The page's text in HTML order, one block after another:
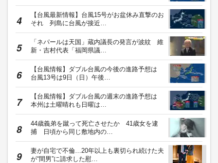
【台風最新情報】台風15号がお盆休み直撃のお
それ 列島に台風が接近…
「ネパールは天国」蔵内議長の発言が波紋 維
新・吉村代表「福岡県議…
【台風情報】ダブル台風の今後の進路予想は
台風13号は9日（日）午後…
【台風情報】ダブル台風の週末の進路予想は
本州は土曜晴れも日曜は…
44歳義弟を蹴って死亡させたか 41歳女を逮
捕 日頃から同じ敷地内の…
妻が自宅で不倫…20年以上も裏切られ続けた夫
が“間男”に請求した慰…